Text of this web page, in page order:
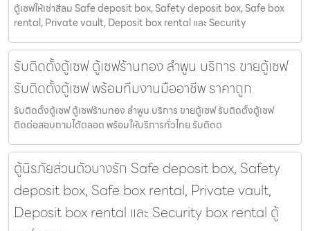
ตู้เซฟให้เช่าสีลม Safe deposit box, Safety deposit box, Safe box
rental, Private vault, Deposit box rental และ Security
รับติดตั้งตู้เซฟ ตู้เซฟร้านทอง ลำพูน บริการ ขายตู้เซฟ
รับติดตั้งตู้เซฟ พร้อมทีมงานมืออาชีพ ราคาถูก
รับติดตั้งตู้เซฟ ตู้เซฟร้านทอง ลำพูน บริการ ขายตู้เซฟ รับติดตั้งตู้เซฟ
ติดต่อสอบถามได้ตลอด พร้อมให้บริการทั่วไทย รับติดต
ตู้นิรภัยส่วนตัวบางรัก Safe deposit box, Safety
deposit box, Safe box rental, Private vault,
Deposit box rental และ Security box rental ตู้